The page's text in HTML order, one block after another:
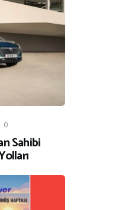
0
Sahibi